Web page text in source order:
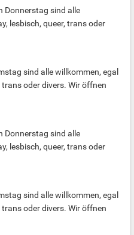
Donnerstag sind alle
lesbisch, queer, trans oder
sind alle willkommen, egal
trans oder divers. Wir öffnen
Donnerstag sind alle
lesbisch, queer, trans oder
sind alle willkommen, egal
trans oder divers. Wir öffnen